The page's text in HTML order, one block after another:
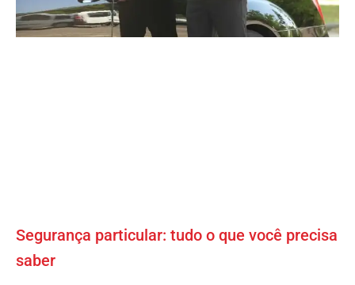
Segurança particular: tudo o que você precisa
saber